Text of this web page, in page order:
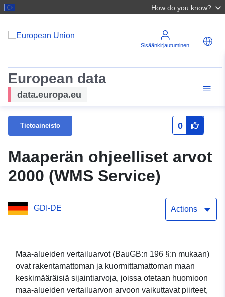
How do you know?
Sisäänkirjautuminen
European data
data.europa.eu
Tietoaineisto 0
Maaperän ohjeelliset arvot
2000 (WMS Service)
GDI-DE Actions
Maa-alueiden vertailuarvot (BauGB:n 196 §:n mukaan)
ovat rakentamattoman ja kuormittamattoman maan
keskimääräisiä sijaintiarvoja, joissa otetaan huomioon
maa-alueiden vertailuarvon arvoon vaikuttavat piirteet,